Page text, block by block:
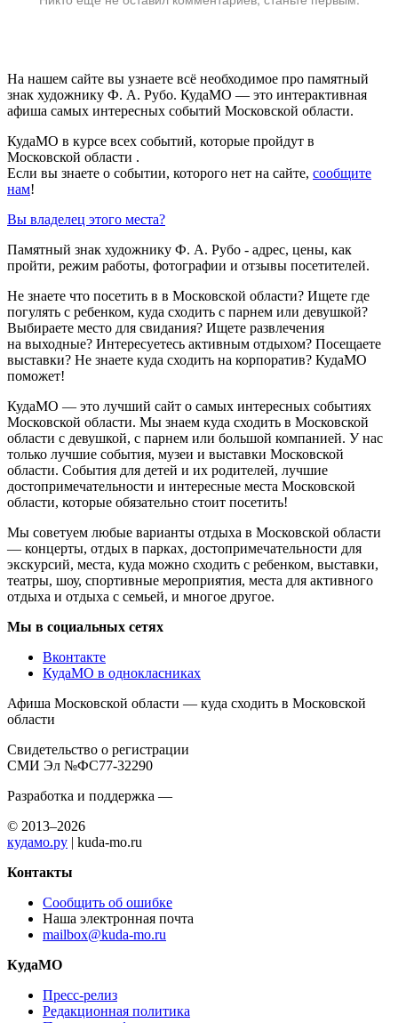
На нашем сайте вы узнаете всё необходимое про памятный
знак художнику Ф. А. Рубо. КудаМО — это интерактивная
афиша самых интересных событий Московской области.
КудаМО в курсе всех событий, которые пройдут в
Московской области .
Если вы знаете о событии, которого нет на сайте, сообщите
нам!
Вы владелец этого места?
Памятный знак художнику Ф. А. Рубо - адрес, цены, как
пройти, режим работы, фотографии и отзывы посетителей.
Не знаете что посетить в в Московской области? Ищете где
погулять с ребенком, куда сходить с парнем или девушкой?
Выбираете место для свидания? Ищете развлечения
на выходные? Интересуетесь активным отдыхом? Посещаете
выставки? Не знаете куда сходить на корпоратив? КудаМО
поможет!
КудаМО — это лучший сайт о самых интересных событиях
Московской области. Мы знаем куда сходить в Московской
области с девушкой, с парнем или большой компанией. У нас
только лучшие события, музеи и выставки Московской
области. События для детей и их родителей, лучшие
достопримечательности и интересные места Московской
области, которые обязательно стоит посетить!
Мы советуем любые варианты отдыха в Московской области
— концерты, отдых в парках, достопримечательности для
экскурсий, места, куда можно сходить с ребенком, выставки,
театры, шоу, спортивные мероприятия, места для активного
отдыха и отдыха с семьей, и многое другое.
Мы в социальных сетях
Вконтакте
КудаМО в однокласниках
Афиша Московской области — куда сходить в Московской
области
Свидетельство о регистрации
СМИ Эл №ФС77-32290
Разработка и поддержка —
© 2013–2026
кудамо.ру | kuda-mo.ru
Контакты
Сообщить об ошибке
Наша электронная почта
mailbox@kuda-mo.ru
КудаМО
Пресс-релиз
Редакционная политика